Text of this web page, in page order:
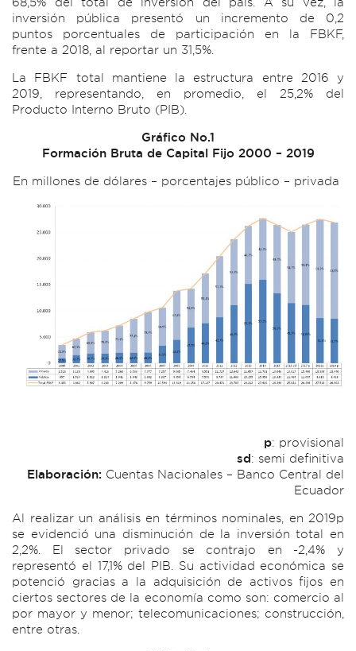
inversión pública presentó un incremento de 0,2
puntos porcentuales de participación en la FBKF,
frente a 2018, al reportar un 31,5%.
La FBKF total mantiene la estructura entre 2016 y
2019, representando, en promedio, el 25,2% del
Producto Interno Bruto (PIB).
Gráfico No.1
Formación Bruta de Capital Fijo 2000 – 2019
En millones de dólares – porcentajes público – privada
p: provisional
sd: semi definitiva
Elaboración: Cuentas Nacionales – Banco Central del
Ecuador
Al realizar un análisis en términos nominales, en 2019p
se evidenció una disminución de la inversión total en
2,2%. El sector privado se contrajo en -2,4% y
representó el 17,1% del PIB. Su actividad económica se
potenció gracias a la adquisición de activos fijos en
ciertos sectores de la economía como son: comercio al
por mayor y menor; telecomunicaciones; construcción,
entre otras.